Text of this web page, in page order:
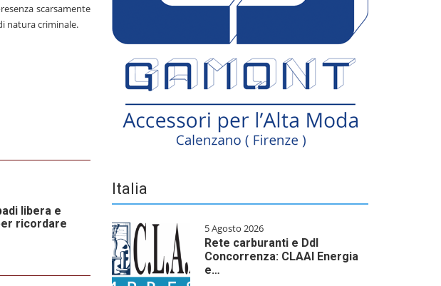
scarsamente
natura criminale.
libera e
ricordare
Italia
5 Agosto 2026
Rete carburanti e Ddl
Concorrenza: CLAAI Energia
e…